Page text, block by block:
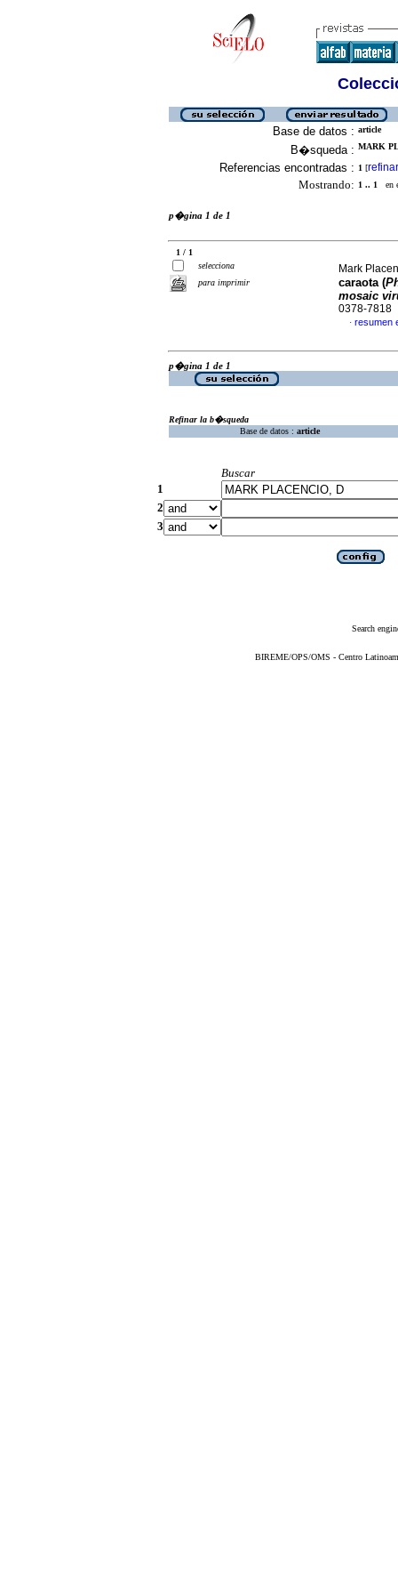
Base de datos : article
B�squeda : MARK
Referencias encontradas : 1 [refinar
Mostrando: 1 .. 1 en
p�gina 1 de 1
1 / 1
selecciona
para imprimir
Mark
caraota (
mosaic
0378-7818
· resumen
p�gina 1 de 1
Refinar la b�squeda
Base de datos : article
Buscar
1
2
3
Search
BIREME/OPS/OMS - Centro